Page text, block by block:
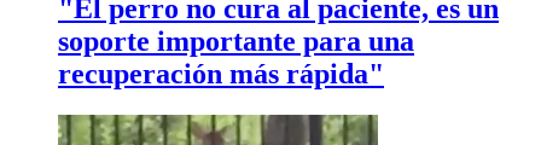
"El perro no cura al paciente, es un
soporte importante para una
recuperación más rápida"